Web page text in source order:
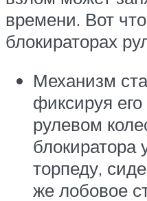
времени. Вот
блокираторах
Механизм
фиксируя
рулевом
блокиратора
торпеду,
же лобовое